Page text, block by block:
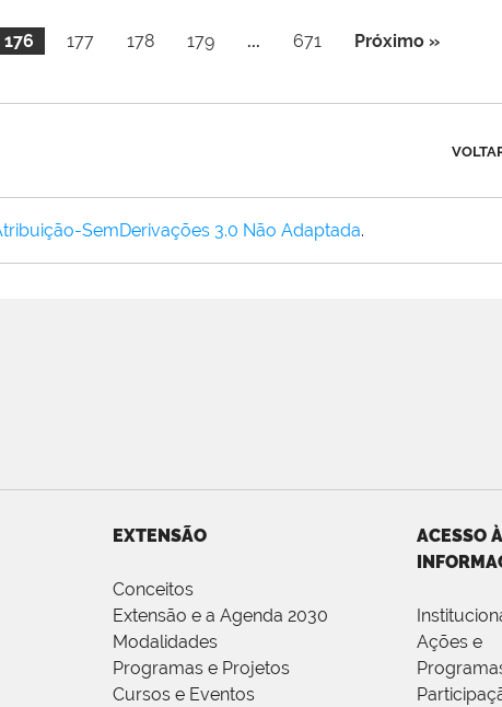
176 177 178 179 ... 671 Próximo »
SemDerivações 3.0 Não Adaptada.
EXTENSÃO
Conceitos
Extensão e a Agenda 2030
Modalidades
Programas e Projetos
Cursos e Eventos
ACESSO À
Ações e